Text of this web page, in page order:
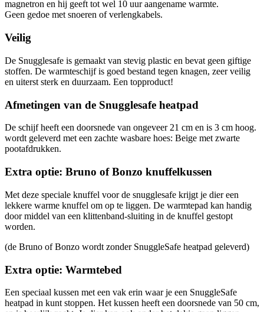
magnetron en hij geeft tot wel 10 uur aangename warmte.
Geen gedoe met snoeren of verlengkabels.
Veilig
De Snugglesafe is gemaakt van stevig plastic en bevat geen giftige
stoffen. De warmteschijf is goed bestand tegen knagen, zeer veilig
en uiterst sterk en duurzaam. Een topproduct!
Afmetingen van de Snugglesafe heatpad
De schijf heeft een doorsnede van ongeveer 21 cm en is 3 cm hoog.
wordt geleverd met een zachte wasbare hoes: Beige met zwarte
pootafdrukken.
Extra optie: Bruno of Bonzo knuffelkussen
Met deze speciale knuffel voor de snugglesafe krijgt je dier een
lekkere warme knuffel om op te liggen. De warmtepad kan handig
door middel van een klittenband-sluiting in de knuffel gestopt
worden.
(de Bruno of Bonzo wordt zonder SnuggleSafe heatpad geleverd)
Extra optie: Warmtebed
Een speciaal kussen met een vak erin waar je een SnuggleSafe
heatpad in kunt stoppen. Het kussen heeft een doorsnede van 50 cm,